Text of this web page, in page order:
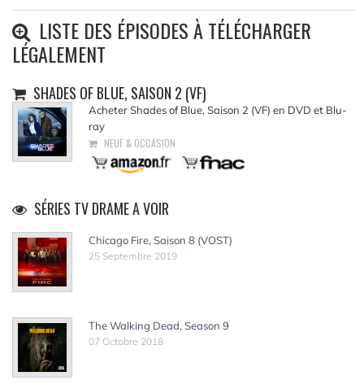
LISTE DES ÉPISODES À TÉLÉCHARGER
LÉGALEMENT
SHADES OF BLUE, SAISON 2 (VF)
Acheter Shades of Blue, Saison 2 (VF) en DVD et Blu-
ray
NEUF & OCCASION
SÉRIES TV DRAME A VOIR
Chicago Fire, Saison 8 (VOST)
25 Septembre 2019
The Walking Dead, Season 9
07 Octobre 2018